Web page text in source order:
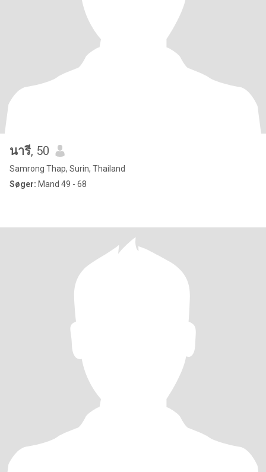
นารี, 50
Samrong Thap, Surin, Thailand
Søger: Mand 49 - 68